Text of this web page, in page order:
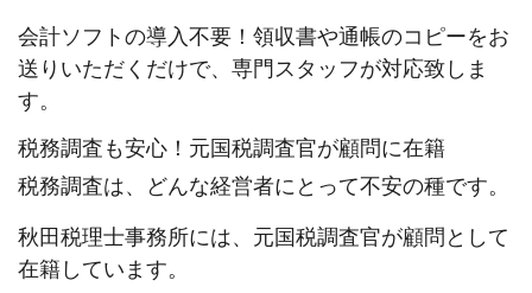
会計ソフトの導入不要！領収書や通帳のコピーをお
送りいただくだけで、専門スタッフが対応致しま
す。
税務調査も安心！元国税調査官が顧問に在籍
税務調査は、どんな経営者にとって不安の種です。
秋田税理士事務所には、元国税調査官が顧問として
在籍しています。